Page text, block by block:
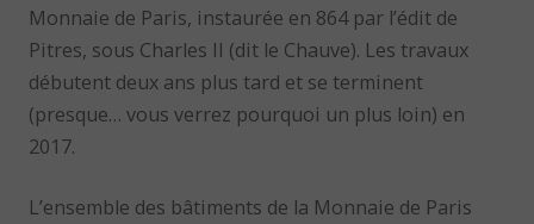
Monnaie de Paris, instaurée en 864 par l’édit de
Pitres, sous Charles II (dit le Chauve). Les travaux
débutent deux ans plus tard et se terminent
(presque… vous verrez pourquoi un plus loin) en
2017.
L’ensemble des bâtiments de la Monnaie de Paris